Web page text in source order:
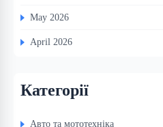
May 2026
April 2026
Категорії
Авто та мототехніка